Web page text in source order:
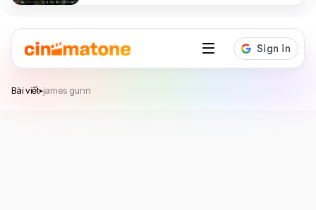
Bài viết▸james gunn